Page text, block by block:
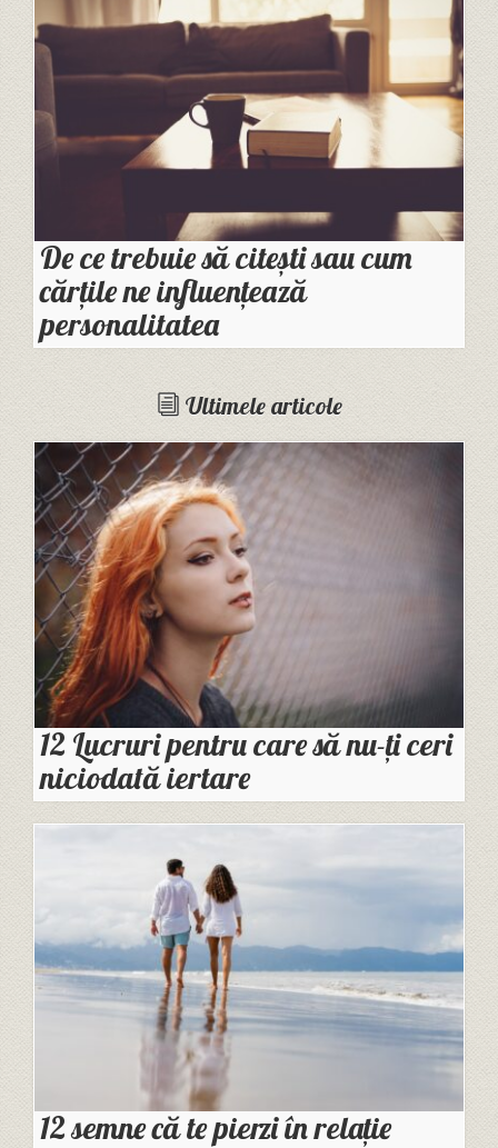
De ce trebuie să citești sau cum
cărțile ne influențează
personalitatea
Ultimele articole
12 Lucruri pentru care să nu-ți ceri
niciodată iertare
12 semne că te pierzi în relație